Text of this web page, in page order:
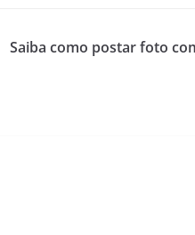
Saiba como postar foto